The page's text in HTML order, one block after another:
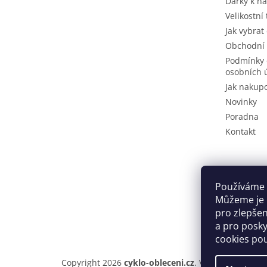
Používáme
Můžeme
pro
a pro
cookies
Velikostní
Jak
osobních
Jak
Novinky
Poradna
Kontakt
Copyright 2026 cyklo-obleceni.cz. Všechna práva